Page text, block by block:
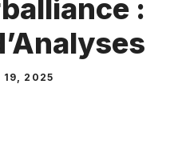
:
19, 2025